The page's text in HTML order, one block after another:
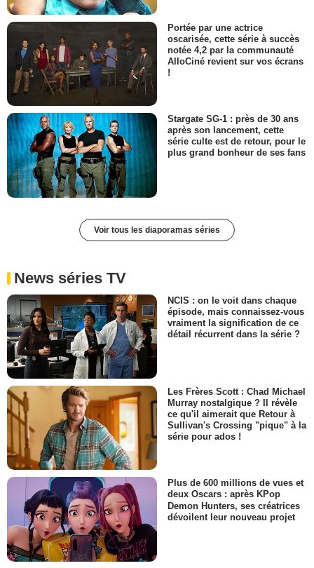
Portée par une actrice
oscarisée, cette série à succès
notée 4,2 par la communauté
AlloCiné revient sur vos écrans
!
Stargate SG-1 : près de 30 ans
après son lancement, cette
série culte est de retour, pour le
plus grand bonheur de ses fans
Voir tous les diaporamas séries
News séries TV
NCIS : on le voit dans chaque
épisode, mais connaissez-vous
vraiment la signification de ce
détail récurrent dans la série ?
Les Frères Scott : Chad Michael
Murray nostalgique ? Il révèle
ce qu'il aimerait que Retour à
Sullivan's Crossing "pique" à la
série pour ados !
Plus de 600 millions de vues et
deux Oscars : après KPop
Demon Hunters, ses créatrices
dévoilent leur nouveau projet